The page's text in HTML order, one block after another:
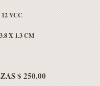
VCC
X 1.3 CM
$ 250.00